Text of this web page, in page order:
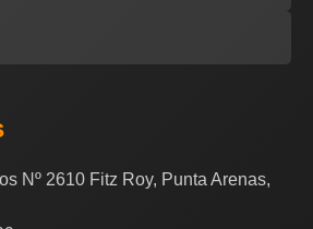
Nº 2610 Fitz Roy, Punta Arenas,